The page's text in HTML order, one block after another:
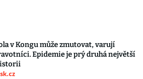
v Kongu může zmutovat, varují
Epidemie je prý druhá největší